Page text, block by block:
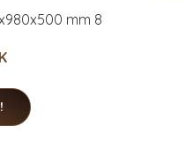
mm 8